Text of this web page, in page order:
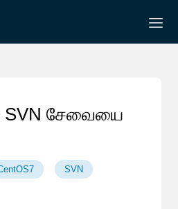
SVN சேவையை
SVN